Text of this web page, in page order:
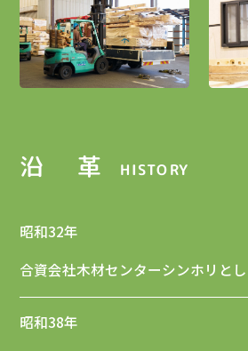
沿 革 HISTORY
昭和32年
合資会社木材センターシンホリと
昭和38年